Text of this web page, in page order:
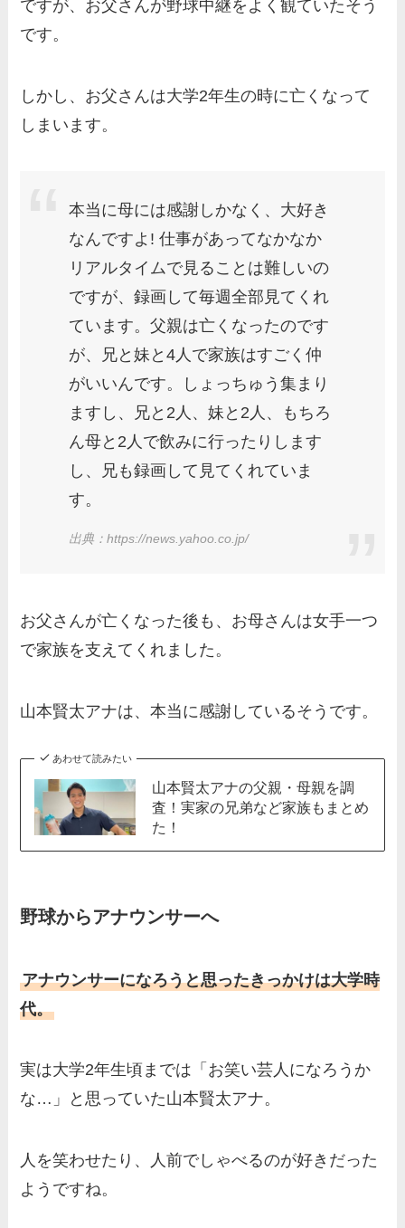
ですが、お父さんが野球中継をよく観ていたそう
です。
しかし、お父さんは大学2年生の時に亡くなって
しまいます。
本当に母には感謝しかなく、大好き
なんですよ! 仕事があってなかなか
リアルタイムで見ることは難しいの
ですが、録画して毎週全部見てくれ
ています。父親は亡くなったのです
が、兄と妹と4人で家族はすごく仲
がいいんです。しょっちゅう集まり
ますし、兄と2人、妹と2人、もちろ
ん母と2人で飲みに行ったりします
し、兄も録画して見てくれていま
す。
出典：https://news.yahoo.co.jp/
お父さんが亡くなった後も、お母さんは女手一つ
で家族を支えてくれました。
山本賢太アナは、本当に感謝しているそうです。
あわせて読みたい
山本賢太アナの父親・母親を調
査！実家の兄弟など家族もまとめ
た！
野球からアナウンサーへ
アナウンサーになろうと思ったきっかけは大学時
代。
実は大学2年生頃までは「お笑い芸人になろうか
な…」と思っていた山本賢太アナ。
人を笑わせたり、人前でしゃべるのが好きだった
ようですね。